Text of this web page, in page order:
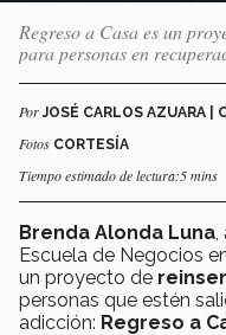
Regreso a Casa es un
para personas en
PorJOSÉ CARLOS AZUARA |
Fotos CORTESÍA
Tiempo estimado de lectura:5 mins
Brenda Alonda Luna
Escuela de Negocios
un proyecto de
personas que estén
adicción: Regreso a